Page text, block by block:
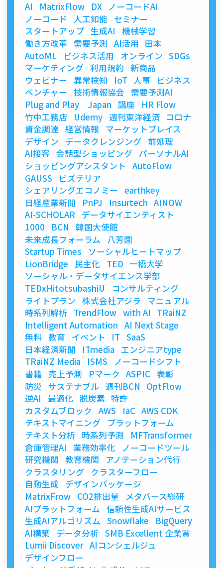
AI MatrixFlow DX
ノーコードAI
ノーコード
人工知能
セミナー
スタートアップ 生成AI
機械学習
働き方改革
需要予測 AI活用
田本
AutoML
ビジネス活用 オンライン SDGs
マーケティング 利用規約 新商品
ウェビナー
異常検知 IoT 人事
ビジネス
ベンチャー
技術情報協会
需要予測AI
Plug and Play Japan 講座
HR Flow
竹中工務店
Udemy 週刊東洋経済
コロナ
資金調達 経営情報 マーケットプレイス
デザイン
データクレンジング 前処理
AI接客 会話型ショッピング パーソナルAI
ショッピングアシスタント
AutoFlow
GAUSS
ビズテリア
シェアリングエコノミー
earthkey
日経産業新聞
PnPJ Insurtech AINOW
AI-SCHOLAR データサイエンティスト
1000
BCN
韓国大使館
未来成長フォーラム
八芳園
Startup Times
ソーシャルヒートマップ
LionBridge
民主化 TED 一橋大学
ソーシャル・データサイエンス学部
TEDxHitotsubashiU
コンサルティング
ライトプラン 株式会社アジラ
マニュアル
時系列解析 TrendFlow with AI
TRaiNZ
Intelligent Automation AI Next Stage
無料 教育 イベント IT SaaS
日本経済新聞
ITmedia
エンジニアtype
TRaiNZ Media
ISMS
ノーコードシフト
書籍
売上予測 Pマーク ASPIC 表彰
防災 サステナブル 週刊BCN
OptFlow
逆AI
最適化 脱炭素 特許
カスタムブロック
AWS IaC AWS CDK
テキストマイニング
プラットフォーム
テキスト分析 時系列予測
MFTransformer
倉庫管理AI
業務効率化
ノーコードツール
研究機関 教育機関
アノテーション代行
クラスタリング
クラスターフロー
自動生成
デザインパッケージ
MatrixFrow CO2排出量
メタバース総研
AIプラットフォーム 信頼性生成AIサービス
生成AIアルゴリズム Snowflake
BigQuery
AI構築
データ分析 SMB Excellent 企業賞
Lumii Discover AIコンシェルジュ
デザインフロー